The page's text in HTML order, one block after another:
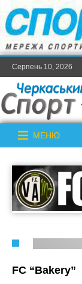
Серпень 10, 2026
МЕНЮ
FC “Bakery”